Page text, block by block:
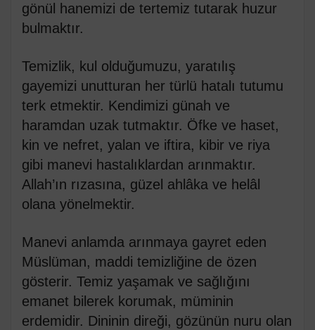
gönül hanemizi de tertemiz tutarak huzur
bulmaktır.
Temizlik, kul olduğumuzu, yaratılış
gayemizi unutturan her türlü hatalı tutumu
terk etmektir. Kendimizi günah ve
haramdan uzak tutmaktır. Öfke ve haset,
kin ve nefret, yalan ve iftira, kibir ve riya
gibi manevi hastalıklardan arınmaktır.
Allah’ın rızasına, güzel ahlâka ve helâl
olana yönelmektir.
Manevi anlamda arınmaya gayret eden
Müslüman, maddi temizliğine de özen
gösterir. Temiz yaşamak ve sağlığını
emanet bilerek korumak, müminin
erdemidir. Dininin direği, gözünün nuru olan